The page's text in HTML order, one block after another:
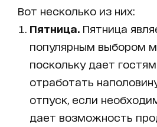
Вот несколько из них:
Пятница. Пятница
популярным выбором
поскольку дает
отработать
отпуск, если
дает возможность